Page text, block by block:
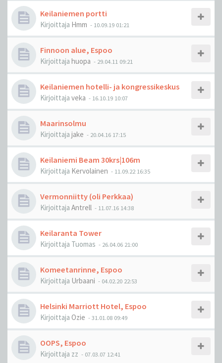
Keilaniemen portti
Kirjoittaja Hmm - 10.09.19 01:21
Finnoon alue, Espoo
Kirjoittaja huopa - 29.04.11 09:21
Keilaniemen hotelli- ja kongressikeskus
Kirjoittaja veka - 16.10.19 10:07
Maarinsolmu
Kirjoittaja jake - 20.04.16 17:15
Keilaniemi Beam 30krs|106m
Kirjoittaja Kervolainen - 11.09.22 16:35
Vermonniitty (oli Perkkaa)
Kirjoittaja Antrell - 11.07.16 14:38
Keilaranta Tower
Kirjoittaja Tuomas - 26.04.06 21:00
Komeetanrinne, Espoo
Kirjoittaja Urbaani - 04.02.20 22:53
Helsinki Marriott Hotel, Espoo
Kirjoittaja Ozie -31.01.08 09:49
OOPS, Espoo
Kirjoittaja zz - 07.03.07 12:41